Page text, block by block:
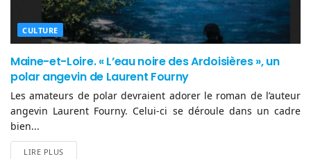
CULTURE
Maine-et-Loire. « L’eau noire des Ardoisières », un
polar angevin de Laurent Fourny
Les amateurs de polar devraient adorer le roman de l’auteur
angevin Laurent Fourny. Celui-ci se déroule dans un cadre
bien...
LIRE PLUS